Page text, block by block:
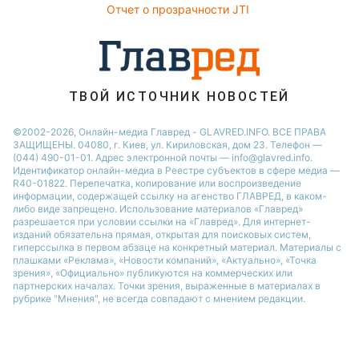
Отчет о прозрачности JTI
ТВОЙ ИСТОЧНИК НОВОСТЕЙ
©2002-2026, Онлайн-медиа Главред - GLAVRED.INFO. ВСЕ ПРАВА
ЗАЩИЩЕНЫ. 04080, г. Киев, ул. Кириловская, дом 23. Телефон —
(044) 490-01-01. Адрес электронной почты — info@glavred.info.
Идентификатор онлайн-медиа в Реестре cубъектов в сфере медиа —
R40-01822. Перепечатка, копирование или воспроизведение
информации, содержащей ссылку на агенство ГЛАВРЕД, в каком-
либо виде запрещено. Использование материалов «Главред»
разрешается при условии ссылки на «Главред». Для интернет-
изданий обязательна прямая, открытая для поисковых систем,
гиперссылка в первом абзаце на конкретный материал. Материалы с
плашками «Реклама», «Новости компаний», «Актуально», «Точка
зрения», «Официально» публикуются на коммерческих или
партнерских началах. Точки зрения, выраженные в материалах в
рубрике "Мнения", не всегда совпадают с мнением редакции.